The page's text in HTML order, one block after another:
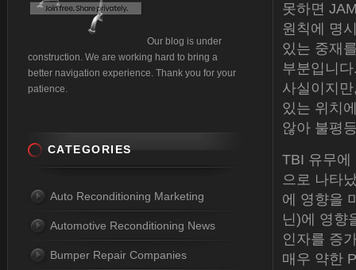
못하면
원칙에 명
있는 중재
부분입니
사실이지
있는 위치
않아 불평
TBI 유무에
으로 나타
에 영향을
닌)에 영향
인자를 증
매우 약한
Our blog is under
construction. We are working hard to bring a
better navigation experience. Thank you for your
patience.
CATEGORIES
Auto Reconditioning Marketing
Automotive Reconditioning News
Bumper Repair Companies